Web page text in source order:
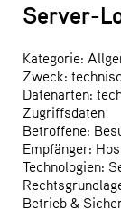
Server-
Kategorie:
Zweck:
Datenarten:
Zugriffsdaten
Betroffene:
Empfänger:
Technologien:
Betrieb &